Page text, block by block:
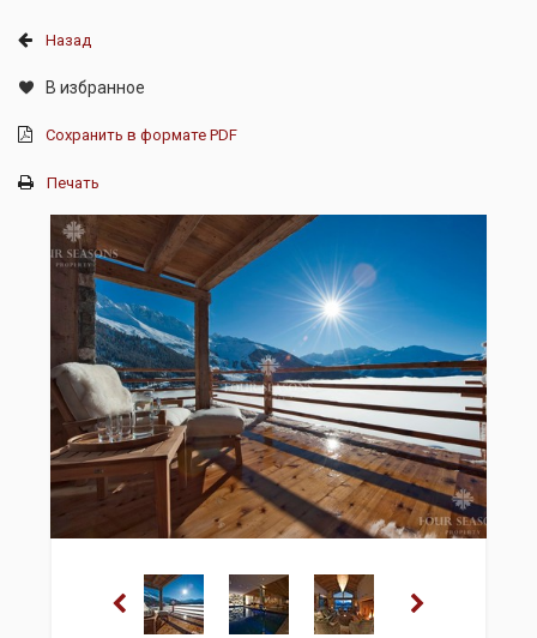
Назад
В избранное
Сохранить в формате PDF
Печать